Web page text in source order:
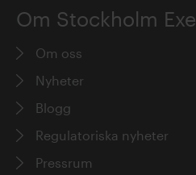
Om Stockholm
Om oss
Nyheter
Blogg
Regulatoriska nyheter
Pressrum